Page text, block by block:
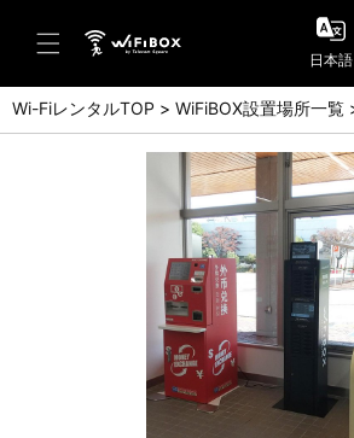
ヘルプ／お問い合わせ
ヘルプセンター(FAQ)(日本語)
Help Center(FAQ)(English)
お問い合わせ(日本語)
Inquiry(English)
日本語
Wi-FiレンタルTOP WiFiBOX設置場所一覧